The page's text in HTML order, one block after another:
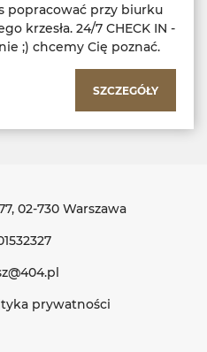
popracować przy biurku
krzesła. 24/7 CHECK IN -
;) chcemy Cię poznać.
SZCZEGÓŁY
, 02-730 Warszawa
prywatności